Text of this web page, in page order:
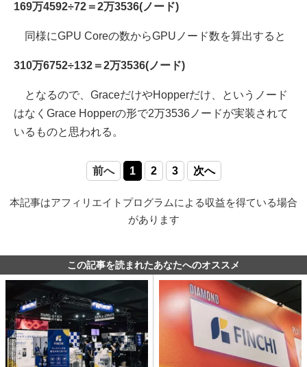
169万4592÷72＝2万3536(ノード)
同様にGPU Coreの数からGPUノード数を算出すると
310万6752÷132＝2万3536(ノード)
となるので、GraceだけやHopperだけ、というノード
はなくGrace Hopperの形で2万3536ノードが実装されて
いるものと思われる。
前へ 1 2 3 次へ
本記事はアフィリエイトプログラムによる収益を得ている場合
があります
この記事を読まれたあなたへのオススメ